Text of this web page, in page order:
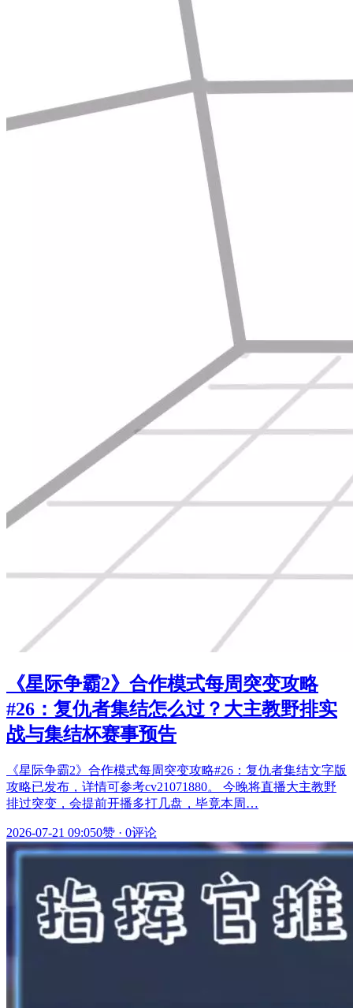
《星际争霸2》合作模式每周突变攻略
#26：复仇者集结怎么过？大主教野排实
战与集结杯赛事预告
《星际争霸2》合作模式每周突变攻略#26：复仇者集结文字版
攻略已发布，详情可参考cv21071880。 今晚将直播大主教野
排过突变，会提前开播多打几盘，毕竟本周…
2026-07-21 09:050赞 · 0评论